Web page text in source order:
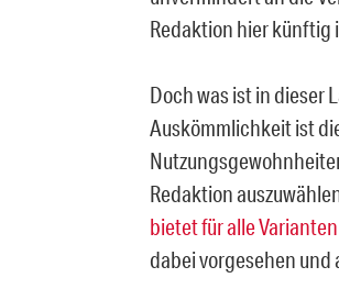
Redaktion hier künftig
Doch was ist in dieser
Auskömmlichkeit ist
Redaktion
bietet für alle
dabei vorgesehen